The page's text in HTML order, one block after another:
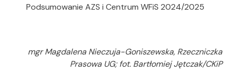
Podsumowanie AZS i Centrum WFiS 2024/2025
mgr Magdalena Nieczuja-Goniszewska, Rzeczniczka
Prasowa UG; fot. Bartłomiej Jętczak/CKiP